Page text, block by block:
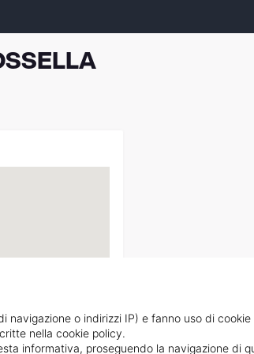
Indicazioni stradali
o indirizzi IP) e fanno uso di cookie
nella cookie policy.
informativa, proseguendo la navigazione di